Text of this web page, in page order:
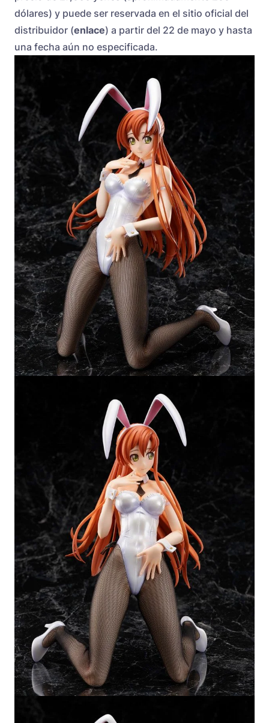
dólares) y puede ser reservada en el sitio oficial del
distribuidor (enlace) a partir del 22 de mayo y hasta
una fecha aún no especificada.